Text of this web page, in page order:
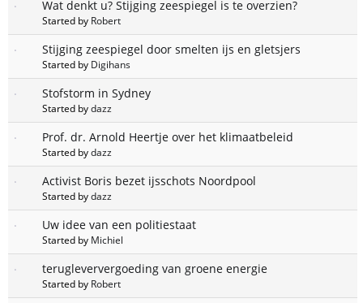
Wat denkt u? Stijging zeespiegel is te overzien?
Started by Robert
Stijging zeespiegel door smelten ijs en gletsjers
Started by Digihans
Stofstorm in Sydney
Started bydazz
Prof. dr. Arnold Heertje over het klimaatbeleid
Started bydazz
Activist Boris bezet ijsschots Noordpool
Started bydazz
Uw idee van een politiestaat
Started by Michiel
terugleververgoeding van groene energie
Started by Robert